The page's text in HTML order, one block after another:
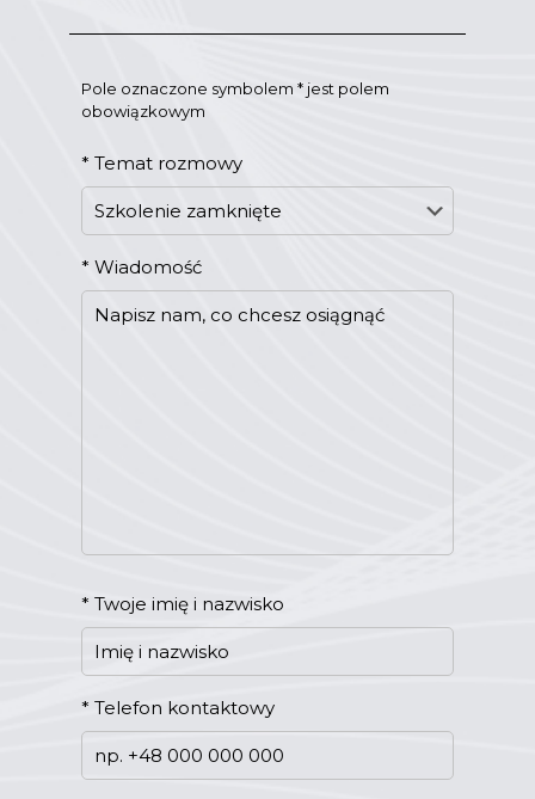
Pole oznaczone symbolem * jest polem
obowiązkowym
* Temat rozmowy
* Wiadomość
* Twoje imię i nazwisko
* Telefon kontaktowy